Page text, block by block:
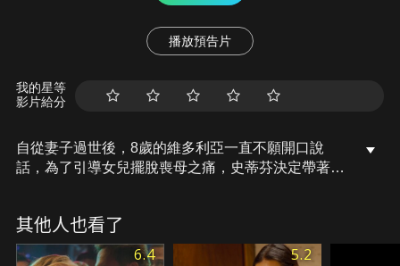
播放預告片
我的星等
影片給分
自從妻子過世後，8歲的維多利亞一直不願開口說
話，為了引導女兒擺脫喪母之痛，史蒂芬決定帶著維
Mystery的出現讓維多利亞的生活慢慢變得多彩，但
隨時間更迭，Mystery身為狼的事實也越發明顯。
其他人也看了
6.4 5.2